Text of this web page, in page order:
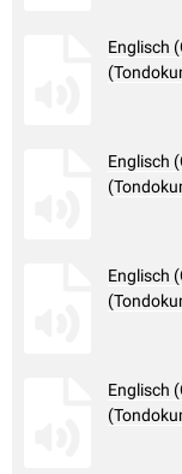
Englisch
Englisch
Englisch
Englisch